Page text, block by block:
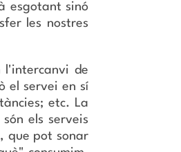
esgotant sinó
les nostres
l'intercanvi de
el servei en sí
etc. La
els serveis
que pot sonar